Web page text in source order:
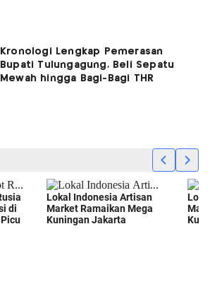
Kronologi Lengkap Pemerasan
Bupati Tulungagung, Beli Sepatu
Mewah hingga Bagi-Bagi THR